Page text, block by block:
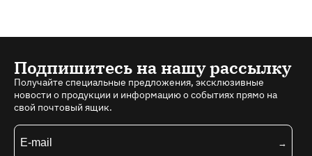
Подпишитесь на нашу рассылку
Получайте специальные предложения, эксклюзивные
новости о продукции и информацию о событиях прямо на
свой почтовый ящик.